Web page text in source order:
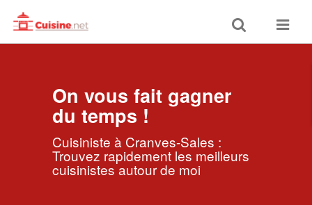
Toggle
search
Toggle
On vous fait gagner
du temps !
Cuisiniste à Cranves-Sales :
Trouvez rapidement les meilleurs
cuisinistes autour de moi